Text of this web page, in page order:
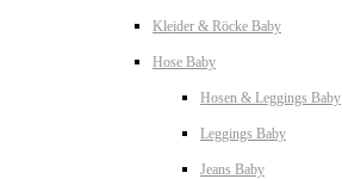
Kleider & Röcke Baby
Hose Baby
Hosen & Leggings Baby
Leggings Baby
Jeans Baby